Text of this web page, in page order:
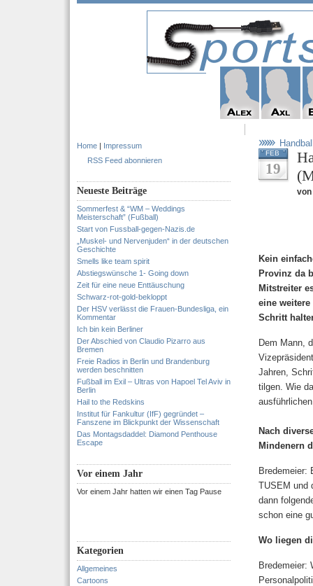
Home | Impressum
RSS Feed abonnieren
Neueste Beiträge
Sommerfest & “WM – Weddings
Meisterschaft” (Fußball)
Start von Fussball-gegen-Nazis.de
„Muskel- und Nervenjuden“ in der deutschen
Geschichte
Smells like team spirit
Abstiegswünsche 1- Going down
Zeit für eine neue Enttäuschung
Schwarz-rot-gold-bekloppt
Der HSV verlässt die Frauen-Bundesliga, ein
Kommentar
Ich bin kein Berliner
Der Abschied von Claudio Pizarro aus
Bremen
Freie Radios in Berlin und Brandenburg
werden beschnitten
Fußball im Exil – Ultras von Hapoel Tel Aviv in
Berlin
Hail to the Redskins
Institut für Fankultur (IfF) gegründet –
Fanszene im Blickpunkt der Wissenschaft
Das Montagsdaddel: Diamond Penthouse
Escape
Vor einem Jahr
Vor einem Jahr hatten wir einen Tag Pause
Kategorien
Allgemeines
Cartoons
FEB
19
von
Kein
Provinz da
Mitstreiter
eine
Schritt
Dem Mann,
Jahren,
tilgen. Wie
Nach
Mindenern
Bredemeier:
TUSEM und
dann
schon eine
Wo liegen
Bredemeier: